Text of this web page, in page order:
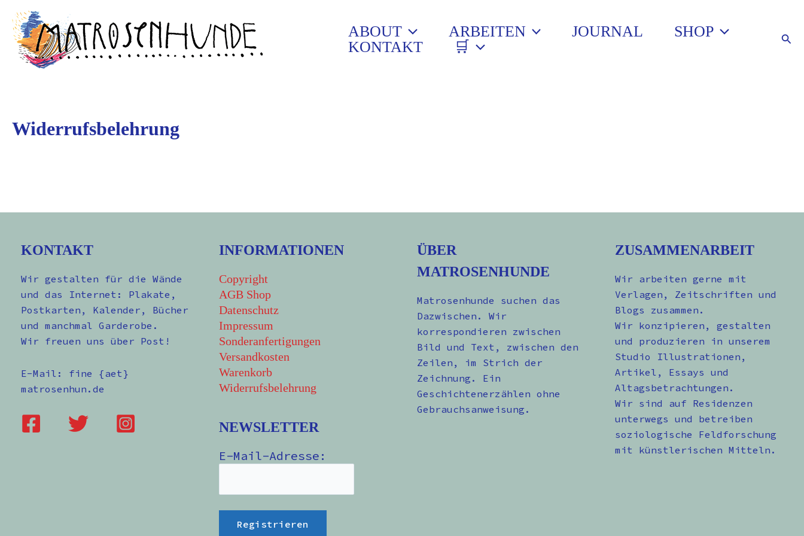
springen
Inhalt
springen
ABOUT ARBEITEN JOURNAL
SHOP
KONTAKT
🛒
Widerrufsbelehrung
KONTAKT
Wir gestalten für die Wände
und das Internet: Plakate,
Postkarten, Kalender, Bücher
und manchmal Garderobe.
Wir freuen uns über Post!
E-Mail: fine {aet}
matrosenhun.de
INFORMATIONEN
Copyright
AGB Shop
Datenschutz
Impressum
Sonderanfertigungen
Versandkosten
Warenkorb
Widerrufsbelehrung
NEWSLETTER
E-Mail-Adresse:
ÜBER
MATROSENHUNDE
Matrosenhunde suchen das
Dazwischen. Wir
korrespondieren zwischen
Bild und Text, zwischen den
Zeilen, im Strich der
Zeichnung. Ein
Geschichtenerzählen ohne
Gebrauchsanweisung.
ZUSAMMENARBEIT
Wir arbeiten gerne mit
Verlagen, Zeitschriften und
Blogs zusammen.
Wir konzipieren, gestalten
und produzieren in unserem
Studio Illustrationen,
Artikel, Essays und
Altagsbetrachtungen.
Wir sind auf Residenzen
unterwegs und betreiben
soziologische Feldforschung
mit künstlerischen Mitteln.